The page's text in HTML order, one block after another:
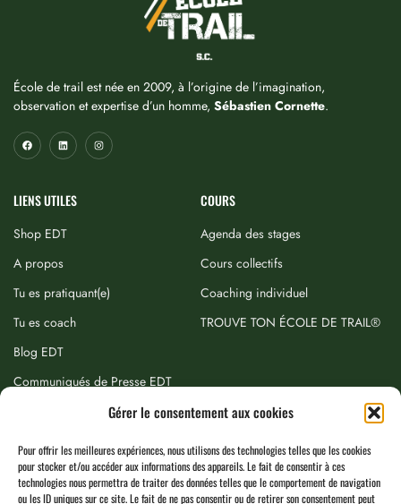
Gérer le consentement aux cookies
Pour offrir les meilleures expériences, nous utilisons des technologies telles que les cookies
pour stocker et/ou accéder aux informations des appareils. Le fait de consentir à ces
technologies nous permettra de traiter des données telles que le comportement de navigation
ou les ID uniques sur ce site. Le fait de ne pas consentir ou de retirer son consentement peut
École de trail est née en 2009, à l’origine de l’imagination,
observation et expertise d’un homme, Sébastien Cornette.
LIENS UTILES
Shop EDT
A propos
Tu es pratiquant(e)
Tu es coach
Blog EDT
Communiqués de Presse EDT
COURS
Agenda des stages
Cours collectifs
Coaching individuel
TROUVE TON ÉCOLE DE TRAIL®